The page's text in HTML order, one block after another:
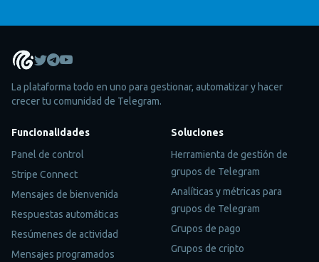
La plataforma todo en uno para gestionar, automatizar y hacer
crecer tu comunidad de Telegram.
Funcionalidades
Panel de control
Stripe Connect
Mensajes de bienvenida
Respuestas automáticas
Resúmenes de actividad
Mensajes programados
Soluciones
Herramienta de gestión de
grupos de Telegram
Analíticas y métricas para
grupos de Telegram
Grupos de pago
Grupos de cripto